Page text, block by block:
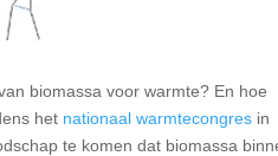
biomassa voor warmte? En hoe
het nationaal warmtecongres in
te komen dat biomassa